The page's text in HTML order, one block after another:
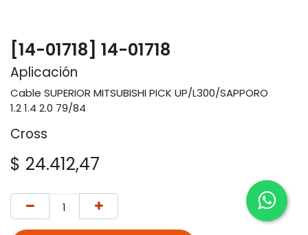
[14-01718] 14-01718
Aplicación
Cable SUPERIOR MITSUBISHI PICK UP/L300/SAPPORO
1.2 1.4 2.0 79/84
Cross
$ 24.412,47